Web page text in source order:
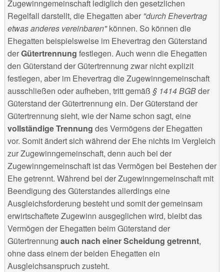
Zugewinngemeinschaft lediglich den gesetzlichen
Regelfall darstellt, die Ehegatten aber "durch Ehevertrag
etwas anderes vereinbaren"können. So können die
Ehegatten beispielsweise im Ehevertrag den Güterstand
derGütertrennung festlegen. Auch wenn die Ehegatten
den Güterstand der Gütertrennung zwar nicht explizit
festlegen, aber im Ehevertrag die Zugewinngemeinschaft
ausschließen oder aufheben, tritt gemäß § 1414 BGBder
Güterstand der Gütertrennung ein. Der Güterstand der
Gütertrennung sieht, wie der Name schon sagt, eine
vollständige Trennung des Vermögens der Ehegatten
vor. Somit ändert sich während der Ehe nichts im Vergleich
zur Zugewinngemeinschaft, denn auch bei der
Zugewinngemeinschaft ist das Vermögen bei Bestehen der
Ehe getrennt. Während bei der Zugewinngemeinschaft mit
Beendigung des Güterstandes allerdings eine
Ausgleichsforderung besteht und somit der gemeinsam
erwirtschaftete Zugewinn ausgeglichen wird, bleibt das
Vermögen der Ehegatten beim Güterstand der
Gütertrennung auch nach einer Scheidung getrennt,
ohne dass einem der beiden Ehegatten ein
Ausgleichsanspruch zusteht.